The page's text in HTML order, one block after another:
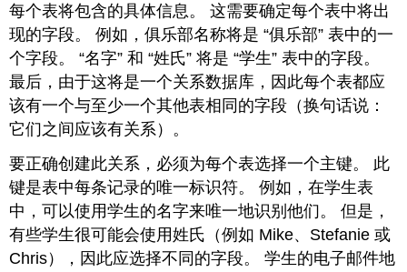
每个表将包含的具体信息。 这需要确定每个表中将出
现的字段。 例如，俱乐部名称将是 “俱乐部” 表中的一
个字段。 “名字” 和 “姓氏” 将是 “学生” 表中的字段。
最后，由于这将是一个关系数据库，因此每个表都应
该有一个与至少一个其他表相同的字段（换句话说：
它们之间应该有关系）。
要正确创建此关系，必须为每个表选择一个主键。 此
键是表中每条记录的唯一标识符。 例如，在学生表
中，可以使用学生的名字来唯一地识别他们。 但是，
有些学生很可能会使用姓氏（例如 Mike、Stefanie 或
Chris），因此应选择不同的字段。 学生的电子邮件地